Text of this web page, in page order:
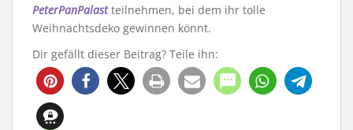
PeterPanPalastteilnehmen, bei dem ihr tolle
Weihnachtsdeko gewinnen könnt.
Dir gefällt dieser Beitrag? Teile ihn: